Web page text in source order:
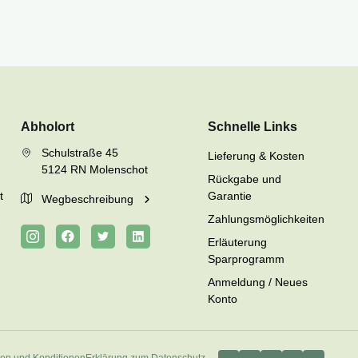
Abholort
Schulstraße 45
5124 RN Molenschot
Wegbeschreibung
Schnelle Links
Lieferung & Kosten
Rückgabe und
Garantie
Zahlungsmöglichkeiten
Erläuterung
Sparprogramm
Anmeldung / Neues
Konto